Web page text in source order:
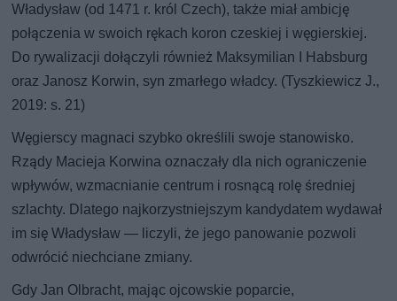
Władysław (od 1471 r. król Czech), także miał ambicję
połączenia w swoich rękach koron czeskiej i węgierskiej.
Do rywalizacji dołączyli również Maksymilian I Habsburg
oraz Janosz Korwin, syn zmarłego władcy. (Tyszkiewicz J.,
2019: s. 21)
Węgierscy magnaci szybko określili swoje stanowisko.
Rządy Macieja Korwina oznaczały dla nich ograniczenie
wpływów, wzmacnianie centrum i rosnącą rolę średniej
szlachty. Dlatego najkorzystniejszym kandydatem wydawał
im się Władysław — liczyli, że jego panowanie pozwoli
odwrócić niechciane zmiany.
Gdy Jan Olbracht, mając ojcowskie poparcie,